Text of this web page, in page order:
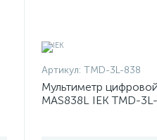
Артикул: TMD-3L-838
Мультиметр
MAS838L IEK TMD-